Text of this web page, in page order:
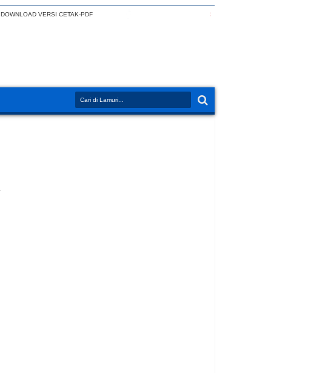
DOWNLOAD VERSI CETAK-PDF